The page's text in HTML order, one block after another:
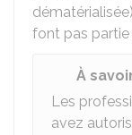
font pas partie
À
Les
avez